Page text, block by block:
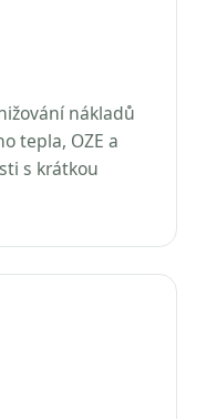
nákladů
tepla, OZE a
s krátkou